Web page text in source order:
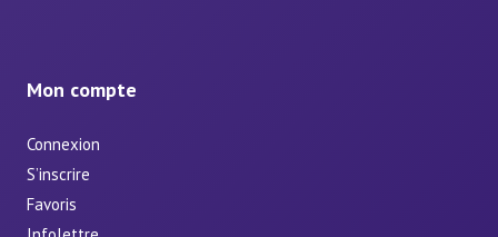
Mon compte
Connexion
S’inscrire
Favoris